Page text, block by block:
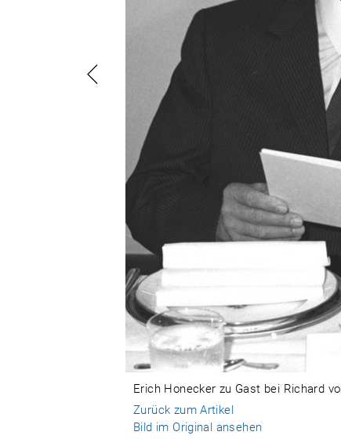
Erich Honecker zu Gast bei Richard
Zurück zum Artikel
Bild im Original ansehen